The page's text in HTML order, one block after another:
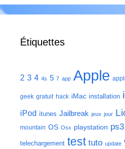
Étiquettes
2 3 4 4s 5 7 app Apple
geek gratuit hack iMac installation
iPod itunes Jailbreak jeux jour
mountain OS Osx playstation ps3
telechargement test tuto update